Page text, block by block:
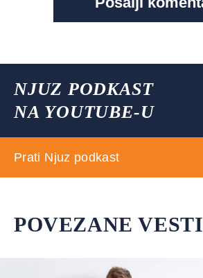
NJUZ PODKAST
NA YOUTUBE-U
Prati Njuz podkast
POVEZANE VESTI